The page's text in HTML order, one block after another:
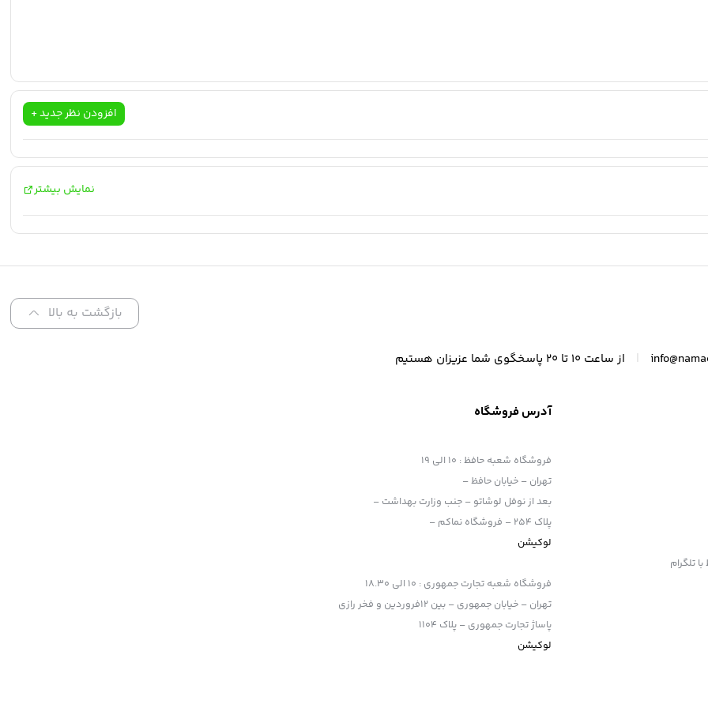
اکشن، به ویژه سری گوپرو (GOPRO)
تمام مدت به راحتی نفس بکشید.
استفاده از آن برای مدت طولانی راحت است.
و آرواره‌ها را اذیت نمی‌کند.
کرد اما در زیر آب بهتر است استفاده نشود.
افزودن نظر جدید +
نمایش بیشتر
بازگشت به بالا
از ساعت 10 تا 20 پاسخگوی شما عزیزان هستیم
آدرس فروشگاه
فروشگاه شعبه حافظ: 10 الی 19
تهران – خیابان حافظ –
بعد از نوفل لوشاتو – جنب وزارت بهداشت –
پلاک 254 – فروشگاه نماکم –
لوکیشن
فروشگاه شعبه تجارت جمهوری : 10 الی 18.30
تهران – خیابان جمهوری – بین 12فروردین و فخر رازی
پاساژ تجارت جمهوری – پلاک 1104
لوکیشن